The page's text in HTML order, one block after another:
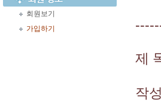
회원보기
가입하기
제
작